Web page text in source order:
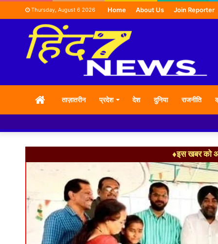
Thursday, August 6 2026 Home About Us Join Reporter
HOMEताज़ातरीन प्रदेश देश दुनिया राजनीति
♦इस खबर को